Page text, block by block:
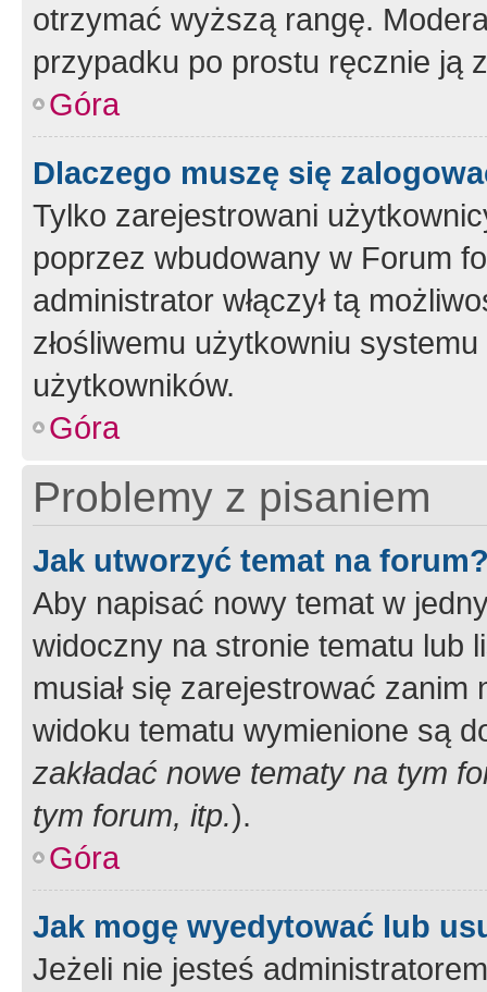
otrzymać wyższą rangę.
przypadku po prostu ręcznie ją
Góra
Dlaczego muszę się
Tylko zarejestrowani
poprzez wbudowany w Forum
administrator włączył tą
złośliwemu użytkowniu
użytkowników.
Góra
Problemy z pisaniem
Jak utworzyć temat na
Aby napisać nowy temat w
widoczny na stronie tematu lub
musiał się zarejestrować
widoku tematu wymienione są
zakładać nowe tematy na tym
tym forum, itp.).
Góra
Jak mogę wyedytować lub
Jeżeli nie jesteś